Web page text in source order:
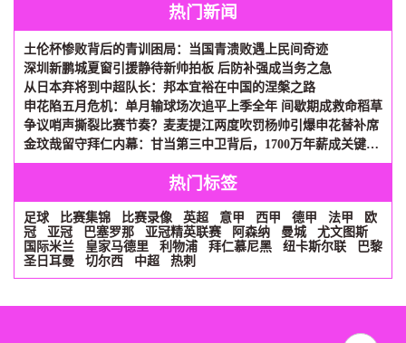
热门新闻
土伦杯惨败背后的青训困局：当国青溃败遇上民间奇迹
深圳新鹏城夏窗引援静待新帅拍板 后防补强成当务之急
从日本弃将到中超队长：邦本宜裕在中国的涅槃之路
申花陷五月危机：单月输球场次追平上季全年 间歇期成救命稻草
争议哨声撕裂比赛节奏？麦麦提江两度吹罚杨帅引爆申花替补席
金玟哉留守拜仁内幕：甘当第三中卫背后，1700万年薪成关键砝码
热门标签
足球 比赛集锦 比赛录像 英超 意甲 西甲 德甲 法甲
欧
冠
亚冠 巴塞罗那 亚冠精英联赛 阿森纳 曼城
尤文图斯
国际米兰
皇家马德里 利物浦 拜仁慕尼黑 纽卡斯尔联
巴黎
圣日耳曼
切尔西 中超 热刺